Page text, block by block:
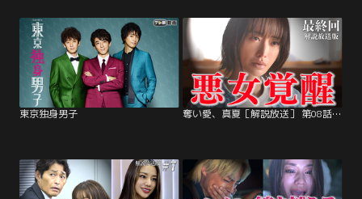
東京独身男子 奪い愛、真夏［解説放送］ 第08話（最終話）